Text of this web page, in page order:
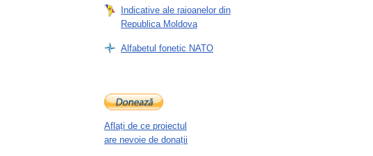
Indicative ale raioanelor din
Republica Moldova
Alfabetul fonetic NATO
Aflați de ce proiectul
are nevoie de donații